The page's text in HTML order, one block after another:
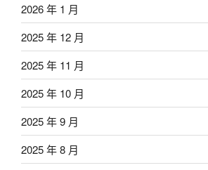
2026 年 1 月
2025 年 12 月
2025 年 11 月
2025 年 10 月
2025 年 9 月
2025 年 8 月